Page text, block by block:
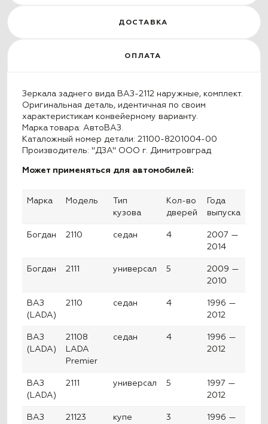
ДОСТАВКА
ОПЛАТА
Зеркала заднего вида ВАЗ-2112 наружные, комплект.
Оригинальная деталь, идентичная по своим
характеристикам конвейерному варианту.
Марка товара: АвтоВАЗ.
Каталожный номер детали: 21100-8201004-00
Производитель: "ДЗА" ООО г. Димитровград
Может применяться для автомобилей:
Марка Модель
Тип
кузова
Кол-во
дверей
Года
выпуска
Богдан 2110 седан 4
2007 —
2014
Богдан 2111 универсал 5
2009 —
2010
ВАЗ
(LADA)
2110 седан 4
1996 —
2012
ВАЗ
(LADA)
21108
LADA
Premier
седан 4
1996 —
2012
ВАЗ
(LADA)
2111 универсал 5
1997 —
2012
ВАЗ
21123
купе 3
1996 —